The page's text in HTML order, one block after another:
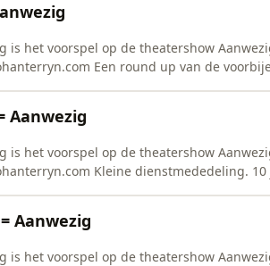
ons wordt gebeld, stopt het g
is het voorspel op de theatershow
Een round up van de
Aanwezig
is het voorspel op de theatershow
Kleine dienstmededeling.
Aanwezig
is het voorspel op de theatershow